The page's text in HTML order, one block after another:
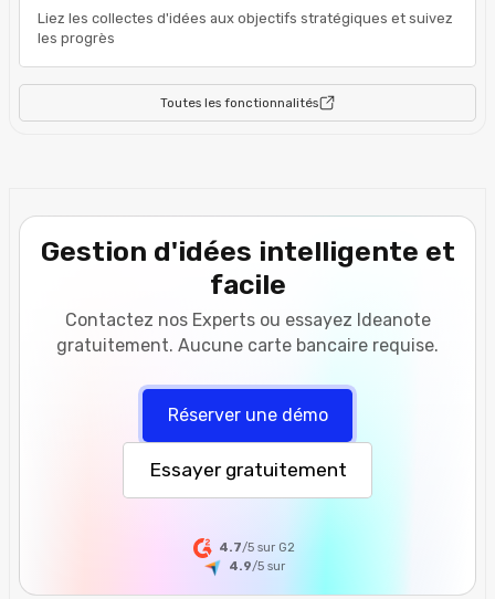
Liez les collectes d'idées aux objectifs stratégiques et suivez
les progrès
Toutes les fonctionnalités
Gestion d'idées intelligente et
facile
Contactez nos Experts ou essayez Ideanote
gratuitement. Aucune carte bancaire requise.
Réserver une démo
Essayer gratuitement
4.7/5 sur G2
4.9/5sur